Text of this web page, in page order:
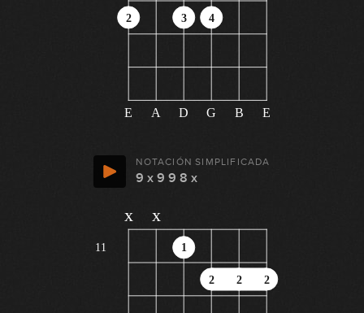
E A D G B E
2 3 4
NOTACIÓN SIMPLIFICADA
9 x 9 9 8 x
11
2 2 2
x x
1